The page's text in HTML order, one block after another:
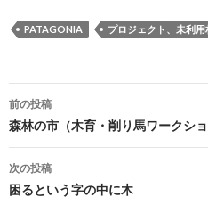
PATAGONIA プロジェクト、未利
投
稿
ナ
前の投稿
森林の市（木育・削り馬ワークショ
次の投稿
困るという字の中に木